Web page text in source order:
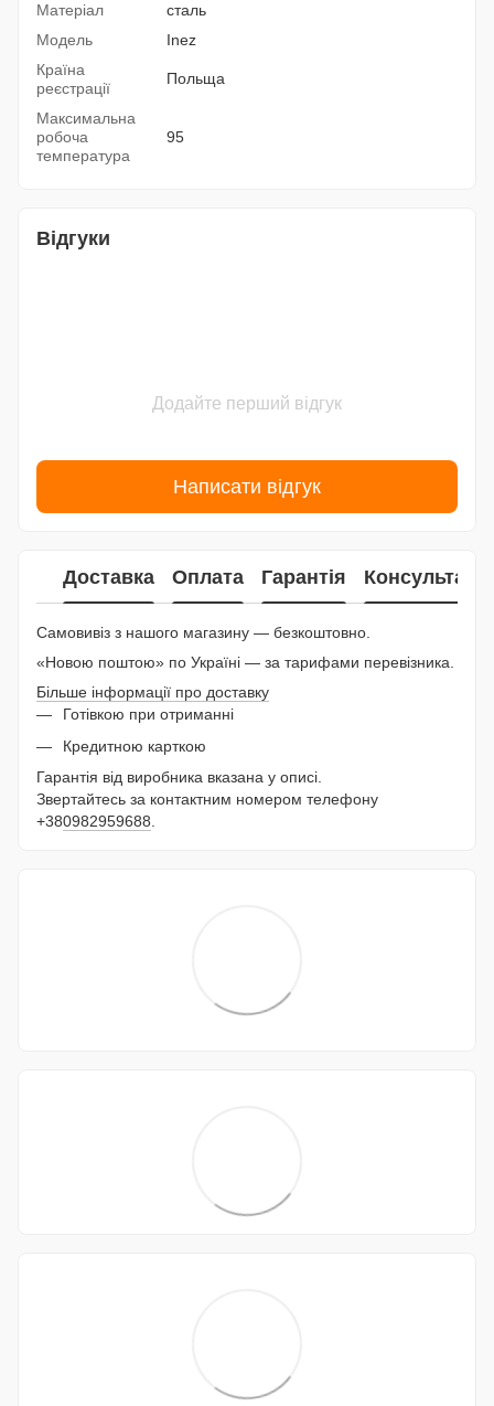
Матеріал
сталь
Модель
Inez
Країна
реєстрації
Польща
Максимальна
робоча
температура
95
Відгуки
Додайте перший відгук
Написати відгук
Доставка Оплата Гарантія Консультація
Самовивіз з нашого магазину — безкоштовно.
«Новою поштою» по Україні — за тарифами перевізника.
Більше інформації про доставку
Готівкою при отриманні
Кредитною карткою
Гарантія від виробника вказана у описі.
Звертайтесь за контактним номером телефону
+380982959688